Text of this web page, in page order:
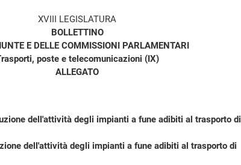
XVIII LEGISLATURA
BOLLETTINO
E DELLE COMMISSIONI PARLAMENTARI
poste e telecomunicazioni (IX)
ALLEGATO
dell'attività degli impianti a fune adibiti al trasporto di
dell'attività degli impianti a fune adibiti al trasporto di